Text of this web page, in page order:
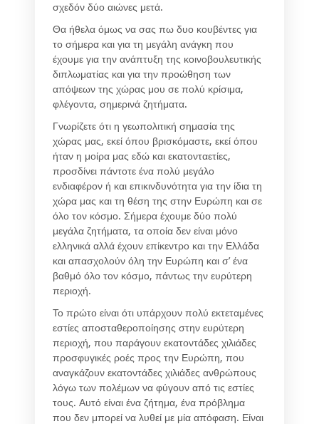
σχεδόν δύο αιώνες μετά.
Θα ήθελα όμως να σας πω δυο κουβέντες για
το σήμερα και για τη μεγάλη ανάγκη που
έχουμε για την ανάπτυξη της κοινοβουλευτικής
διπλωματίας και για την προώθηση των
απόψεων της χώρας μου σε πολύ κρίσιμα,
φλέγοντα, σημερινά ζητήματα.
Γνωρίζετε ότι η γεωπολιτική σημασία της
χώρας μας, εκεί όπου βρισκόμαστε, εκεί όπου
ήταν η μοίρα μας εδώ και εκατονταετίες,
προσδίνει πάντοτε ένα πολύ μεγάλο
ενδιαφέρον ή και επικινδυνότητα για την ίδια τη
χώρα μας και τη θέση της στην Ευρώπη και σε
όλο τον κόσμο. Σήμερα έχουμε δύο πολύ
μεγάλα ζητήματα, τα οποία δεν είναι μόνο
ελληνικά αλλά έχουν επίκεντρο και την Ελλάδα
και απασχολούν όλη την Ευρώπη και σ’ ένα
βαθμό όλο τον κόσμο, πάντως την ευρύτερη
περιοχή.
Το πρώτο είναι ότι υπάρχουν πολύ εκτεταμένες
εστίες αποσταθεροποίησης στην ευρύτερη
περιοχή, που παράγουν εκατοντάδες χιλιάδες
προσφυγικές ροές προς την Ευρώπη, που
αναγκάζουν εκατοντάδες χιλιάδες ανθρώπους
λόγω των πολέμων να φύγουν από τις εστίες
τους. Αυτό είναι ένα ζήτημα, ένα πρόβλημα
που δεν μπορεί να λυθεί με μία απόφαση. Είναι